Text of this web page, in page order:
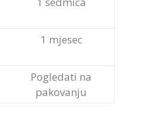
1 mjesec
Pogledati na
pakovanju